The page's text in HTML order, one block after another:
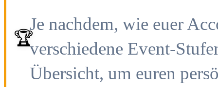
🏆
Je nachdem, wie euer
verschiedene Event-
Übersicht, um euren